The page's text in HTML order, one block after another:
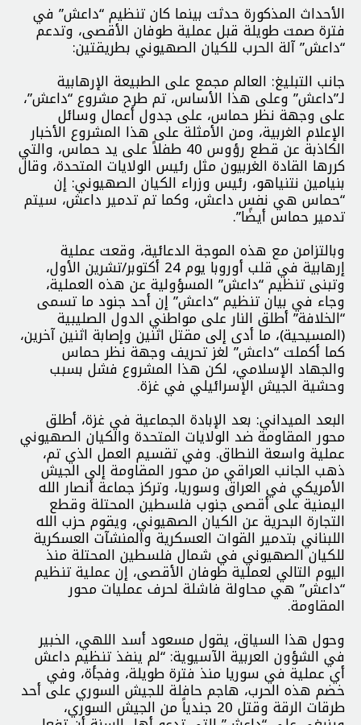
الأحداث المذكورة حدثت بينما كان تنظيم “داعش” في
فترة صمت طويلة قبل عملية طوفان الأقصى، وتدعم
“داعش” آلة الحرب للكيان الصهيوني بطريقتين:
جانب التبليغ: العالم مجمع على الطبيعة الإرهابية
لـ”داعش” وعلى هذا الأساس، تم طرح مشروع “داعش”،
على وجهة نظر حماس، على جدول أعمال وسائل
الإعلام الغربية، ومن الأمثلة على هذا المشروع الأخبار
الكاذبة عن قطع رؤوس 40 طفلاً على يد حماس، والتي
كررها القادة الغربيون مثل رئيس الولايات المتحدة، وقال
بنيامين نتنياهو، رئيس وزراء الكيان الصهيوني: إن
“حماس هي نفس داعش، وكما تم تدمير داعش، سيتم
تدمير حماس أيضًا”.
وبالتزامن مع هذه الموجة الدعائية، وقعت عملية
إرهابية في قلب أوروبا يوم 24 أكتوبر/تشرين الأول،
وتبنى تنظيم “داعش” المسؤولية عن هذه العملية،
وجاء في بيان تنظيم “داعش” إن أحد جنود ما تسمى
“الخلافة” أطلق النار على مواطني الدول الصليبية
(المسيحية)، ما أدى إلى مقتل اثنين وإصابة اثنين آخرين،
كما أكملت “داعش” لغز تحريف وجهة نظر حماس
والجهاد الإسلامي، لكن هذا المشروع فشل بسبب
وحشية الجيش الإسرائيلي في غزة.
البعد الميداني: بعد الإبادة الجماعية في غزة، أطلق
محور المقاومة ضد الولايات المتحدة والكيان الصهيوني
عملية واسعة النطاق. وفي تقسيم العمل الذي تم،
ذهب الجانب العراقي من محور المقاومة إلى الجيش
الأمريكي في العراق وسوريا، وتركز جماعة أنصار الله
اليمنية على أقصى جنوب فلسطين المحتلة وقطع
التجارة البحرية عن الكيان الصهيوني، ويقوم حزب الله
اللبناني بتدمير القوات العسكرية والمنشآت العسكرية
للكيان الصهيوني في شمال فلسطين المحتلة منذ
اليوم التالي لعملية طوفان الأقصى، إن عملية تنظيم
“داعش” هي محاولة فاشلة لحرف عمليات محور
المقاومة.
وحول هذا السياق، يقول مسعود أسد اللهي، الخبير
في الشؤون العربية الآسيوية: “لم ينفذ تنظيم داعش
أي عملية في سوريا منذ فترة طويلة، وفجأة، وفي
خضم هذه الحرب، هاجم حافلة للجيش السوري على أحد
طرقات الرقة وقتل 20 جندياً من الجيش السوري،